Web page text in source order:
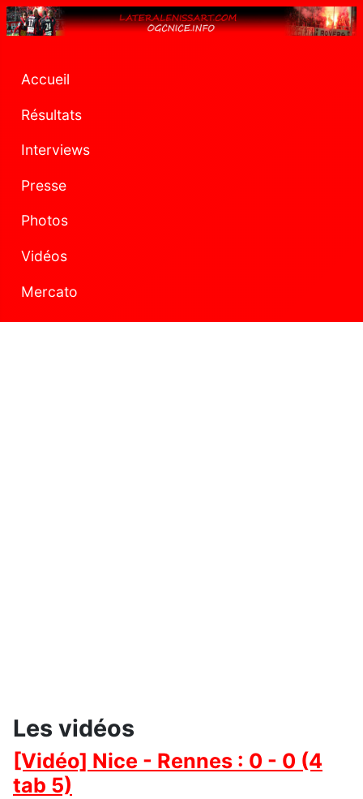
Accueil
Résultats
Interviews
Presse
Photos
Vidéos
Mercato
Les vidéos
[Vidéo] Nice - Rennes : 0 - 0 (4
tab 5)